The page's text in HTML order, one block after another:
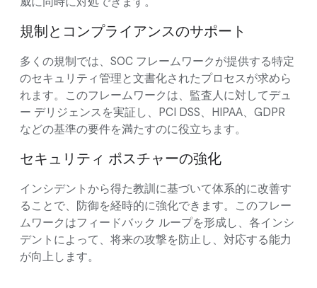
規制とコンプライアンスのサポート
多くの規制では、SOC フレームワークが提供する特定
のセキュリティ管理と文書化されたプロセスが求めら
れます。このフレームワークは、監査人に対してデュ
ー デリジェンスを実証し、PCI DSS、HIPAA、GDPR
などの基準の要件を満たすのに役立ちます。
セキュリティ ポスチャーの強化
インシデントから得た教訓に基づいて体系的に改善す
ることで、防御を経時的に強化できます。このフレー
ムワークはフィードバック ループを形成し、各インシ
デントによって、将来の攻撃を防止し、対応する能力
が向上します。